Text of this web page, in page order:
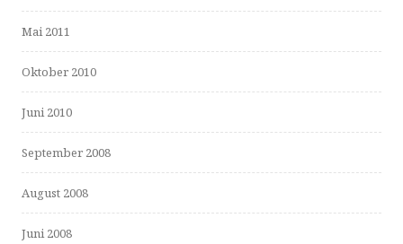
Mai 2011
Oktober 2010
Juni 2010
September 2008
August 2008
Juni 2008